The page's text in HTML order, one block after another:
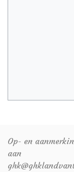
Op- en
aan